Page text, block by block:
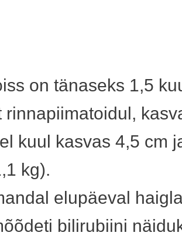
on tänaseks 1,5
rinnapiimatoidul,
kuul kasvas 4,5 cm
kg).
elupäeval
bilirubiini